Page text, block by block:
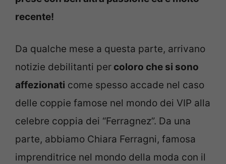
recente!
Da qualche mese a questa parte, arrivano
notizie debilitanti per coloro che si sono
affezionati come spesso accade nel caso
delle coppie famose nel mondo dei VIP alla
celebre coppia dei “Ferragnez”. Da una
parte, abbiamo Chiara Ferragni, famosa
imprenditrice nel mondo della moda con il